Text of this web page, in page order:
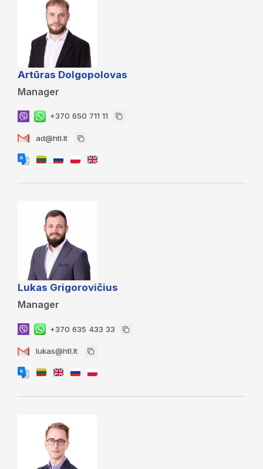
Artūras Dolgopolovas
Manager
+370 650 711 11
ad@htl.lt
Lukas Grigorovičius
Manager
+370 635 433 33
lukas@htl.lt